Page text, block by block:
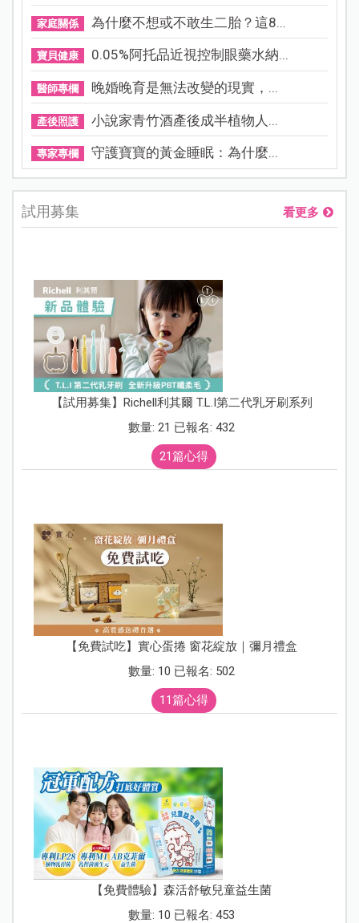
家庭關係 為什麼不想或不敢生二胎？這8...
寶貝健康 0.05%阿托品近視控制眼藥水納...
醫師專欄 晚婚晚育是無法改變的現實，...
產後照護 小說家青竹酒產後成半植物人...
專家專欄 守護寶寶的黃金睡眠：為什麼...
試用募集 看更多
【試用募集】Richell利其爾 T.L.I第二代乳牙刷系列
數量: 21 已報名: 432
21篇心得
【免費試吃】實心蛋捲 窗花綻放｜彌月禮盒
數量: 10 已報名: 502
11篇心得
【免費體驗】森活舒敏兒童益生菌
數量: 10 已報名: 453